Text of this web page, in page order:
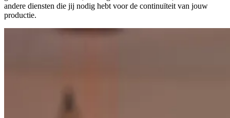
andere diensten die jij nodig hebt voor de continuïteit van jouw
productie.